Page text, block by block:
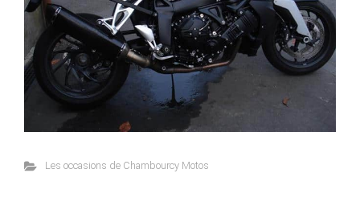
Les occasions de Chambourcy Motos